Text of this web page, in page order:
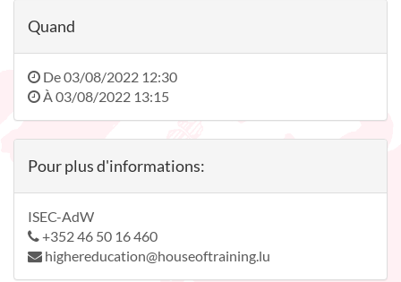
Quand
De03/08/2022 12:30
À03/08/2022 13:15
Pour plus d'informations:
ISEC-AdW
+352 46 50 16 460
highereducation@houseoftraining.lu